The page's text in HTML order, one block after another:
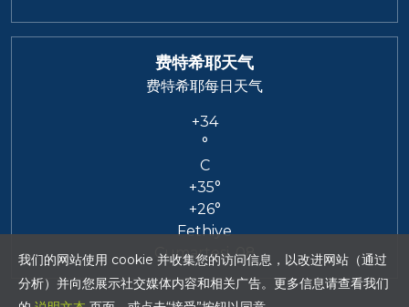
费特希耶天气
费特希耶每日天气
+34
°
C
+35°
+26°
Fethiye
Cumartesi, 08
我们的网站使用 cookie 并收集您的访问信息，以改进网站（通过
分析）并向您展示社交媒体内容和相关广告。更多信息请查看我们